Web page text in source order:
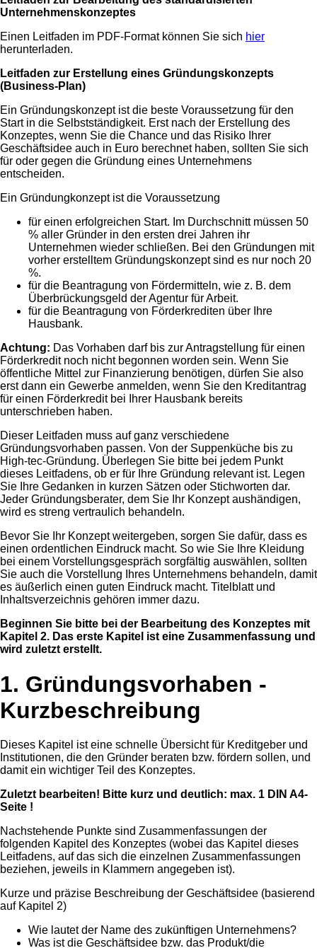
Unternehmenskonzeptes
Einen Leitfaden im PDF-Format können Sie sich hier
herunterladen.
Leitfaden zur Erstellung eines Gründungskonzepts
(Business-Plan)
Ein Gründungskonzept ist die beste Voraussetzung für den
Start in die Selbstständig­keit. Erst nach der Erstellung des
Konzeptes, wenn Sie die Chance und das Risiko Ihrer
Geschäftsidee auch in Euro berechnet haben, sollten Sie sich
für oder gegen die Gründung eines Unternehmens
entscheiden.
Ein Gründungkonzept ist die Voraussetzung
für einen erfolgreichen Start. Im Durchschnitt müssen 50
% aller Gründer in den ersten drei Jahren ihr
Unternehmen wieder schließen. Bei den Gründungen mit
vorher erstelltem Gründungskonzept sind es nur noch 20
%.
für die Beantragung von Fördermitteln, wie z. B. dem
Überbrückungsgeld der Agentur für Arbeit.
für die Beantragung von Förderkrediten über Ihre
Hausbank.
Achtung: Das Vorhaben darf bis zur Antragstellung für einen
Förderkredit noch nicht begonnen worden sein. Wenn Sie
öffentliche Mittel zur Finanzierung benötigen, dürfen Sie also
erst dann ein Gewerbe anmelden, wenn Sie den Kreditantrag
für einen Förderkredit bei Ihrer Hausbank bereits
unterschrieben haben.
Dieser Leitfaden muss auf ganz verschiedene
Gründungsvorhaben passen. Von der Suppenküche bis zu
High-tec-Gründung. Überlegen Sie bitte bei jedem Punkt
dieses Leitfadens, ob er für Ihre Gründung relevant ist. Legen
Sie Ihre Gedanken in kurzen Sätzen oder Stichworten dar.
Jeder Gründungsberater, dem Sie Ihr Konzept aushändigen,
wird es streng vertraulich behandeln.
Bevor Sie Ihr Konzept weitergeben, sorgen Sie dafür, dass es
einen ordentlichen Eindruck macht. So wie Sie Ihre Kleidung
bei einem Vorstellungsgespräch sorgfältig auswählen, sollten
Sie auch die Vorstellung Ihres Unternehmens behandeln, damit
es äußerlich einen guten Eindruck macht. Titelblatt und
Inhaltsverzeichnis gehören immer dazu.
Beginnen Sie bitte bei der Bearbeitung des Konzeptes mit
Kapitel 2. Das erste Kapitel ist eine Zusammenfassung und
wird zuletzt erstellt.
1. Gründungsvorhaben -
Kurzbeschreibung
Dieses Kapitel ist eine schnelle Übersicht für Kreditgeber und
Institutionen, die den Gründer beraten bzw. fördern sollen, und
damit ein wichtiger Teil des Konzeptes.
Zuletzt bearbeiten! Bitte kurz und deutlich: max. 1 DIN A4-
Seite !
Nachstehende Punkte sind Zusammenfassungen der
folgenden Kapitel des Konzeptes (wobei das Kapitel dieses
Leitfadens, auf das sich die einzelnen Zusammenfassungen
beziehen, jeweils in Klammern angegeben ist).
Kurze und präzise Beschreibung der Geschäftsidee (basierend
auf Kapitel 2)
Wie lautet der Name des zukünftigen Unternehmens?
Was ist die Geschäftsidee bzw. das Produkt/die